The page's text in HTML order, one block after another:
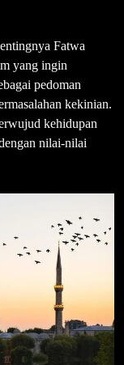
Fatwa
yang ingin
pedoman
kekinian.
kehidupan
nilai-nilai